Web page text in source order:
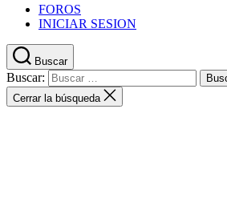
FOROS
INICIAR SESION
Buscar
Buscar:
Cerrar la búsqueda